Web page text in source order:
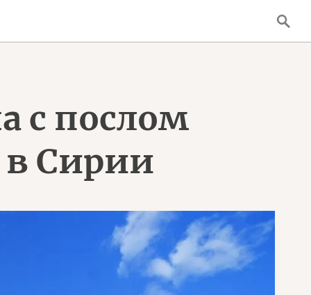
с послом
Сирии